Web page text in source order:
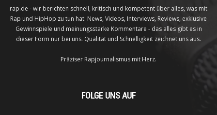
rap.de - wir berichten schnell, kritisch und kompetent über alles, was mit
Rap und HipHop zu tun hat. News, Videos, Interviews, Reviews, exklusive
Gewinnspiele und meinungsstarke Kommentare - das alles gibt es in
dieser Form nur bei uns. Qualität und Schnelligkeit zeichnet uns aus.
Präziser Rapjournalismus mit Herz.
FOLGE UNS AUF